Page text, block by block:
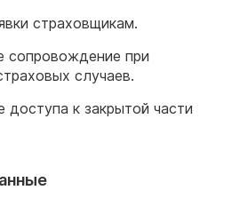
страховщикам.
сопровождение при
случаев.
доступа к закрытой части